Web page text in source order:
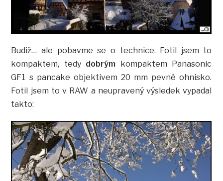
Budiž… ale pobavme se o technice. Fotil jsem to
kompaktem, tedy dobrým kompaktem Panasonic
GF1 s pancake objektivem 20 mm pevné ohnisko.
Fotil jsem to v RAW a neupravený výsledek vypadal
takto: